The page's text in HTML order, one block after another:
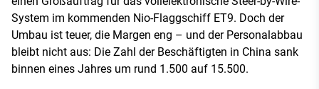
System im kommenden Nio-Flaggschiff ET9. Doch der
Umbau ist teuer, die Margen eng – und der Personalabbau
bleibt nicht aus: Die Zahl der Beschäftigten in China sank
binnen eines Jahres um rund 1.500 auf 15.500.